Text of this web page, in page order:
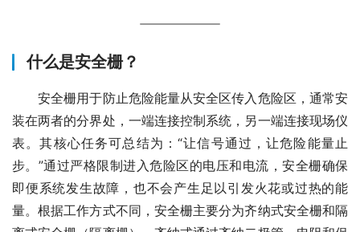
什么是安全栅？
安全栅用于防止危险能量从安全区传入危险区，通常安
装在两者的分界处，一端连接控制系统，另一端连接现场仪
表。其核心任务可总结为：“让信号通过，让危险能量止
步。”通过严格限制进入危险区的电压和电流，安全栅确保
即便系统发生故障，也不会产生足以引发火花或过热的能
量。根据工作方式不同，安全栅主要分为齐纳式安全栅和隔